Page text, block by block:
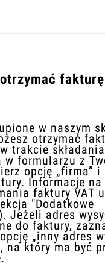
fakturę
w naszym
otrzymać
trakcie składania
w formularzu z
opcję „firma” i
Informacje
faktury VAT
"Dodatkowe
Jeżeli adres
do faktury,
„inny adres
na który ma być